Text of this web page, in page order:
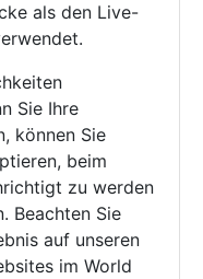
als den Live-
Sie Ihre
können Sie
beim
zu werden
Beachten Sie
auf unseren
im World